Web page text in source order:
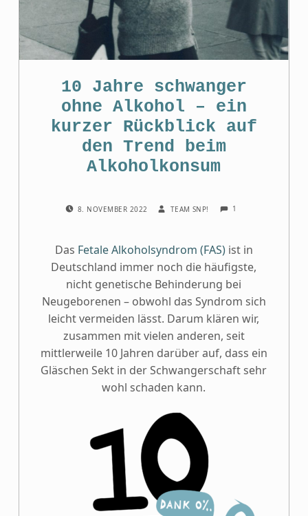
10 Jahre schwanger
ohne Alkohol – ein
kurzer Rückblick auf
den Trend beim
Alkoholkonsum
8. NOVEMBER 2022 TEAM SNP! 1
Das Fetale Alkoholsyndrom (FAS)ist in
Deutschland immer noch die häufigste,
nicht genetische Behinderung bei
Neugeborenen – obwohl das Syndrom sich
leicht vermeiden lässt. Darum klären wir,
zusammen mit vielen anderen, seit
mittlerweile 10 Jahren darüber auf, dass ein
Gläschen Sekt in der Schwangerschaft sehr
wohl schaden kann.